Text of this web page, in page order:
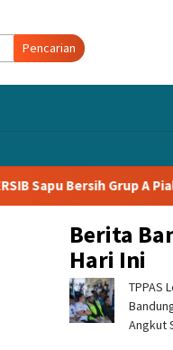
Pencarian
A Piala Presiden
Berita
Hari Ini
TPPAS
Angkut